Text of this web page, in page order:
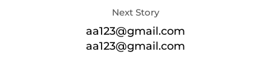
Next Story
aa123@gmail.com
aa123@gmail.com